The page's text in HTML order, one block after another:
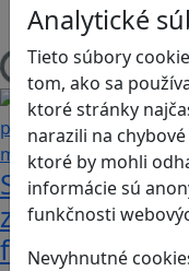
Analytické
Tieto súbory
tom, ako sa
ktoré stránky
narazili na
ktoré by mohli
informácie sú
funkčnosti
Nevyhnutné
Stolové, kartové
Načítam blogy
Stanete sa
zdieľať iba
fakty?